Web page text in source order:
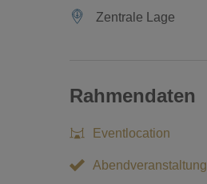
Zentrale Lage
Rahmendaten
Eventlocation
Abendveranstaltung